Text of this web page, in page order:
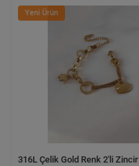
Yeni Ürün
316L Çelik Gold Renk 2'li Zincir